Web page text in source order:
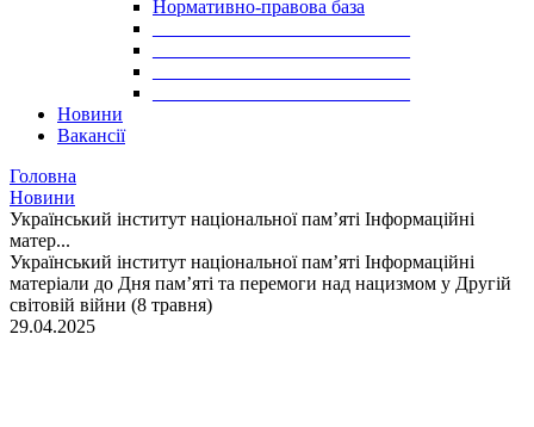
Нормативно-правова база
Новини
Вакансії
Головна
Новини
Український інститут національної пам’яті Інформаційні
матер...
Український інститут національної пам’яті Інформаційні
матеріали до Дня пам’яті та перемоги над нацизмом у Другій
світовій війни (8 травня)
29.04.2025